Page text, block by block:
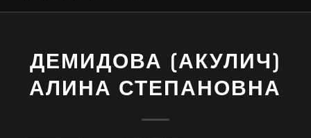
ДЕМИДОВА (АКУЛИЧ)
АЛИНА СТЕПАНОВНА